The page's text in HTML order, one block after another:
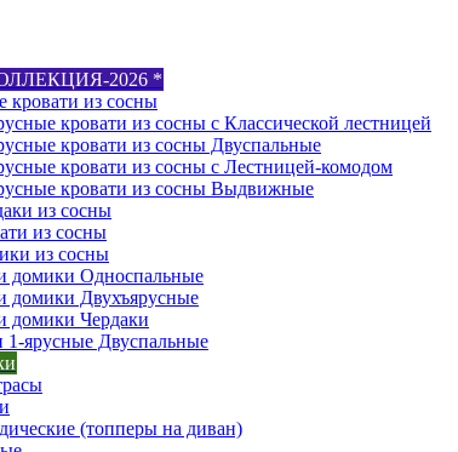
2026 *
кровати из сосны
кровати из сосны с Классической лестницей
кровати из сосны Двуспальные
кровати из сосны с Лестницей-комодом
кровати из сосны Выдвижные
из сосны
из сосны
из сосны
домики Односпальные
домики Двухъярусные
домики Чердаки
ярусные Двуспальные
(топперы на диван)